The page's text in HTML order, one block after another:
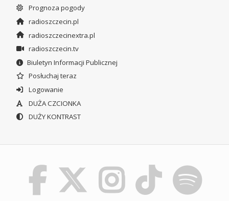
Prognoza pogody
radioszczecin.pl
radioszczecinextra.pl
radioszczecin.tv
Biuletyn Informacji Publicznej
Posłuchaj teraz
Logowanie
DUŻA CZCIONKA
DUŻY KONTRAST